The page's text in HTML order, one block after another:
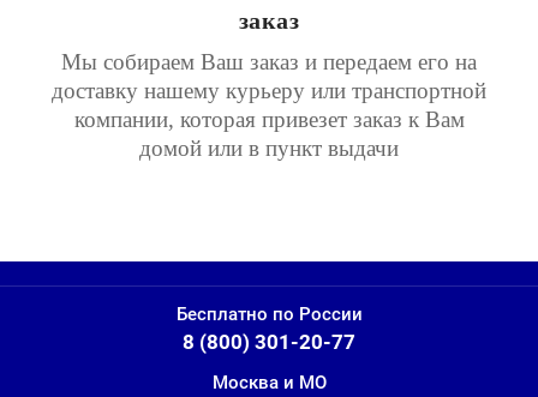
заказ
Мы собираем Ваш заказ и передаем его на
доставку нашему курьеру или транспортной
компании, которая привезет заказ к Вам
домой или в пункт выдачи
Бесплатно по России
8 (800) 301-20-77
Москва и МО